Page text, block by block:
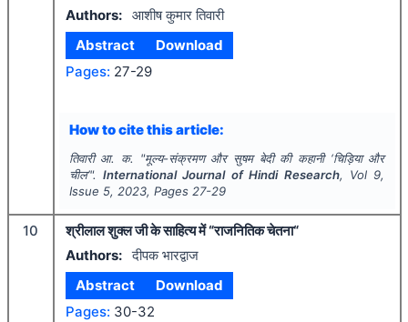
Authors: आशीष कुमार तिवारी
Abstract
Download
Pages: 27-29
How to cite this article:
तिवारी आ. क. "मूल्य-संक्रमण और सुषम बेदी की कहानी ‘चिड़िया और
चील’".International Journal of Hindi Research, Vol 9,
Issue 5, 2023, Pages 27-29
10
श्रीलाल शुक्ल जी के साहित्य में “राजनितिक चेतना“
Authors: दीपक भारद्वाज
Abstract
Download
Pages: 30-32